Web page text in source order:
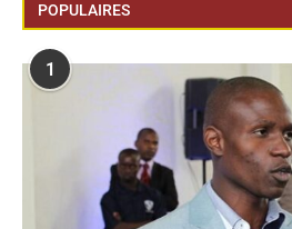
POPULAIRES
1